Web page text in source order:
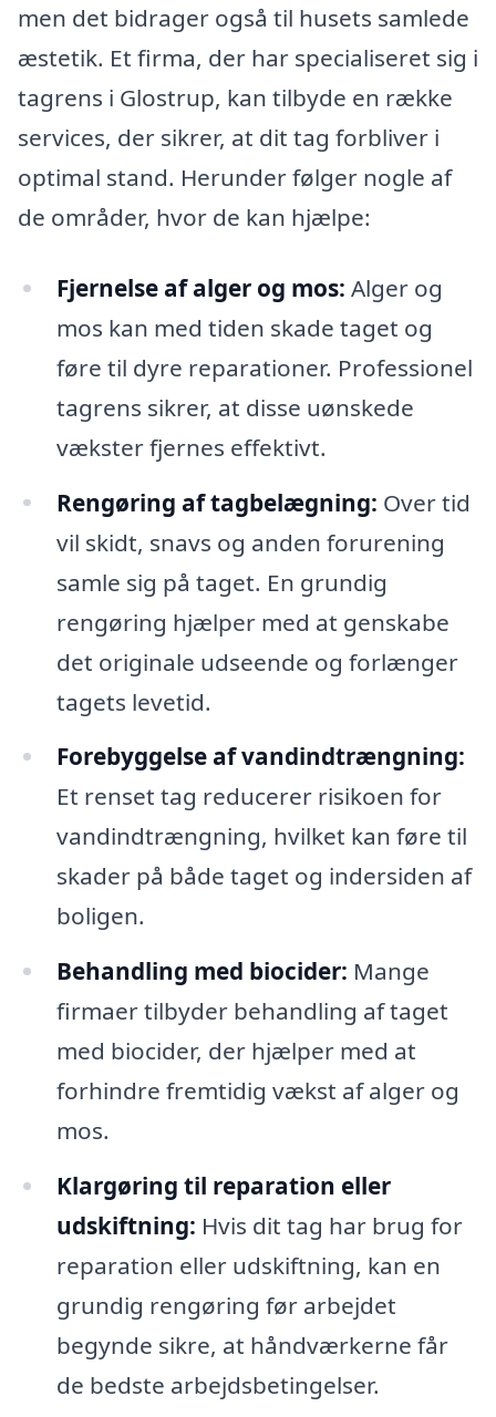
men det bidrager også til husets samlede
æstetik. Et firma, der har specialiseret sig i
tagrens i Glostrup, kan tilbyde en række
services, der sikrer, at dit tag forbliver i
optimal stand. Herunder følger nogle af
de områder, hvor de kan hjælpe:
Fjernelse af alger og mos: Alger og
mos kan med tiden skade taget og
føre til dyre reparationer. Professionel
tagrens sikrer, at disse uønskede
vækster fjernes effektivt.
Rengøring af tagbelægning: Over tid
vil skidt, snavs og anden forurening
samle sig på taget. En grundig
rengøring hjælper med at genskabe
det originale udseende og forlænger
tagets levetid.
Forebyggelse af vandindtrængning:
Et renset tag reducerer risikoen for
vandindtrængning, hvilket kan føre til
skader på både taget og indersiden af
boligen.
Behandling med biocider: Mange
firmaer tilbyder behandling af taget
med biocider, der hjælper med at
forhindre fremtidig vækst af alger og
mos.
Klargøring til reparation eller
udskiftning: Hvis dit tag har brug for
reparation eller udskiftning, kan en
grundig rengøring før arbejdet
begynde sikre, at håndværkerne får
de bedste arbejdsbetingelser.